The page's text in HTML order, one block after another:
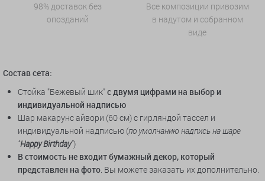
98% доставок без
опозданий
Все композиции привозим
в надутом и собранном
виде
Состав сета:
Стойка "Бежевый шик"с двумя цифрами на выбор и
индивидуальной надписью
Шар макарунс айвори (60 см) с гирляндой тассел и
индивидуальной надписью (по умолчанию надпись на шаре
"Happy Birthday")
В стоимость не входит бумажный декор, который
представлен на фото. Вы можете заказать их дополнительно.